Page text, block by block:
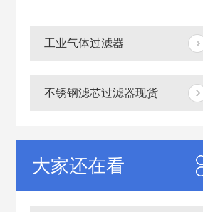
工业气体过滤器
不锈钢滤芯过滤器现货
大家还在看